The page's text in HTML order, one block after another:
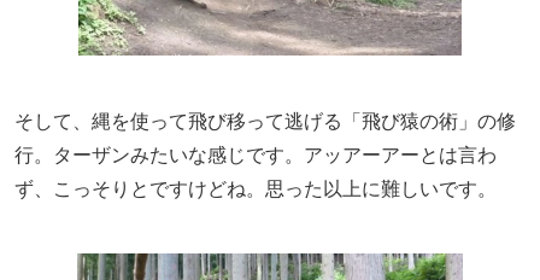
そして、縄を使って飛び移って逃げる「飛び猿の術」の修
行。ターザンみたいな感じです。アッアーアーとは言わ
ず、こっそりとですけどね。思った以上に難しいです。